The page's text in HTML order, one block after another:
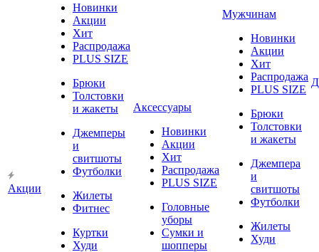
Акции
Новинки
Акции
Хит
Распродажа
PLUS SIZE
Брюки
Толстовки
и жакеты
Джемперы
и
свитшоты
Футболки
Жилеты
Фитнес
Куртки
Худи
Аксессуары
Новинки
Акции
Хит
Распродажа
PLUS SIZE
Головные
уборы
Сумки и
шопперы
Мужчинам
Новинки
Акции
Хит
Распродажа
PLUS SIZE
Брюки
Толстовки
и жакеты
Джемпера
и
свитшоты
Футболки
Жилеты
Худи